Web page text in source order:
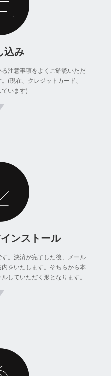
込み
注意事項をよくご確認いただ
(現在、クレジットカード、
います)
ンストール
。決済が完了した後、メール
をいたします。そちらから本
していただく形となります。